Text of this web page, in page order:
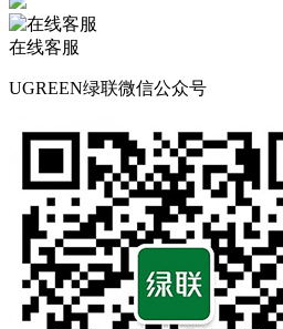
在线客服
UGREEN绿联微信公众号